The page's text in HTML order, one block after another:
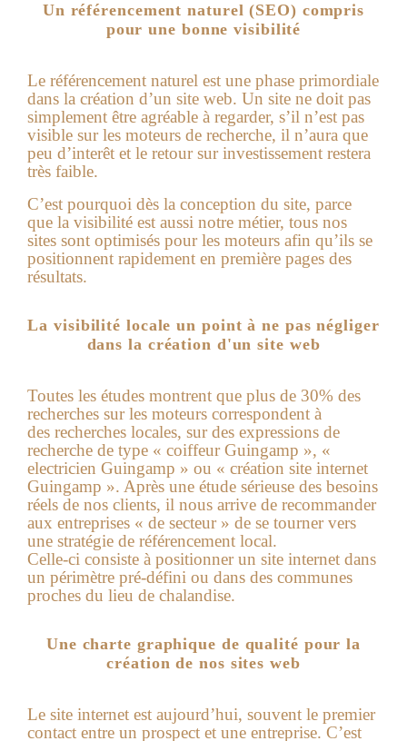
Un référencement naturel (SEO) compris
pour une bonne visibilité
Le référencement naturel est une phase primordiale
dans la création d’un site web. Un site ne doit pas
simplement être agréable à regarder, s’il n’est pas
visible sur les moteurs de recherche, il n’aura que
peu d’interêt et le retour sur investissement restera
très faible.
C’est pourquoi dès la conception du site, parce
que la visibilité est aussi notre métier, tous nos
sites sont optimisés pour les moteurs afin qu’ils se
positionnent rapidement en première pages des
résultats.
La visibilité locale un point à ne pas négliger
dans la création d'un site web
Toutes les études montrent que plus de 30% des
recherches sur les moteurs correspondent à
des recherches locales, sur des expressions de
recherche de type « coiffeur Guingamp », «
electricien Guingamp » ou « création site internet
Guingamp ». Après une étude sérieuse des besoins
réels de nos clients, il nous arrive de recommander
aux entreprises « de secteur » de se tourner vers
une stratégie de référencement local.
Celle-ci consiste à positionner un site internet dans
un périmètre pré-défini ou dans des communes
proches du lieu de chalandise.
Une charte graphique de qualité pour la
création de nos sites web
Le site internet est aujourd’hui, souvent le premier
contact entre un prospect et une entreprise. C’est